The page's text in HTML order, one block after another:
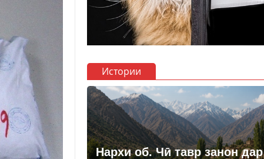
Истории
Нархи об. Чӣ тавр занон дар